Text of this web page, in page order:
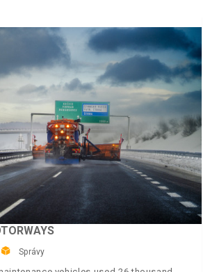
Správy